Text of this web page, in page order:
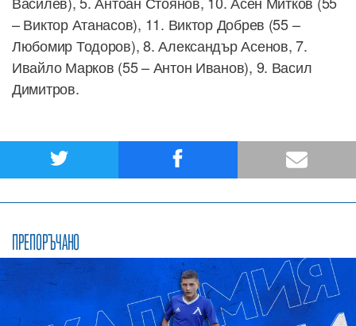
– Виктор Атанасов), 11. Виктор Добрев (55 –
Любомир Тодоров), 8. Александър Асенов, 7.
Ивайло Марков (55 – Антон Иванов), 9. Васил
Димитров.
ПРЕПОРЪЧАНО